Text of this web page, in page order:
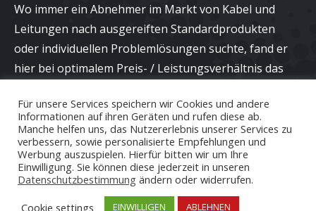
Wo immer ein Abnehmer im Markt von Kabel und
Leitungen nach ausgereiften Standardprodukten
oder individuellen Problemlösungen suchte, fand er
hier bei optimalem Preis- / Leistungsverhältnis das
neuen Applikationen.
Für unsere Services speichern wir Cookies und andere
Informationen auf ihren Geräten und rufen diese ab.
Manche helfen uns, das Nutzererlebnis unserer Services zu
verbessern, sowie personalisierte Empfehlungen und
Werbung auszuspielen. Hierfür bitten wir um Ihre
Einwilligung. Sie können diese jederzeit in unseren
Datenschutzbestimmung ändern oder widerrufen.
Cookie settings
EINWILLIGEN ABLEHNEN